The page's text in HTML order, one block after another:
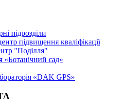
підрозділи
підвищення кваліфікації
"Поділля"
«Ботанічний сад»
«DAK GPS»